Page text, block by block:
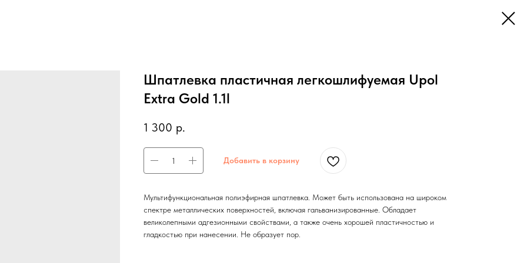
Шпатлевка пластичная легкошлифуемая Upol
Extra Gold 1.1l
1 300 р.
Добавить в корзину
Мультифункциональная полиэфирная шпатлевка. Может быть использована на широком
спектре металлических поверхностей, включая гальванизированные. Обладает
великолепными адгезионными свойствами, а также очень хорошей пластичностью и
гладкостью при нанесении. Не образует пор.